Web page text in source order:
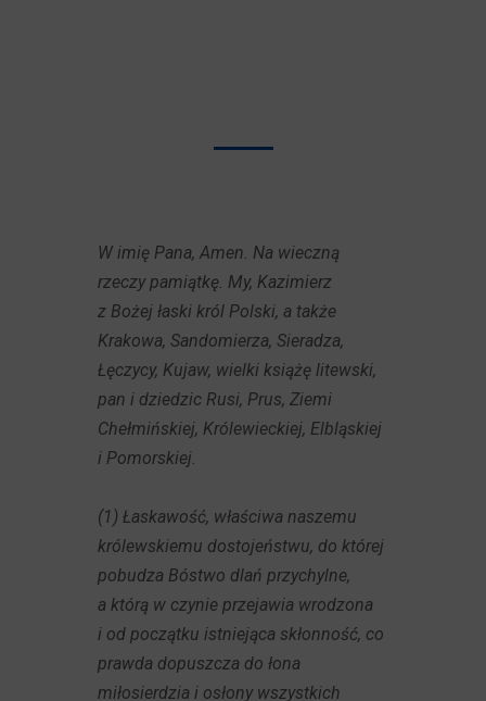
W imię Pana, Amen. Na wieczną
rzeczy pamiątkę. My, Kazimierz
z Bożej łaski król Polski, a także
Krakowa, Sandomierza, Sieradza,
Łęczycy, Kujaw, wielki książę litewski,
pan i dziedzic Rusi, Prus, Ziemi
Chełmińskiej, Królewieckiej, Elbląskiej
i Pomorskiej.
(1) Łaskawość, właściwa naszemu
królewskiemu dostojeństwu, do której
pobudza Bóstwo dlań przychylne,
a którą w czynie przejawia wrodzona
i od początku istniejąca skłonność, co
prawda dopuszcza do łona
miłosierdzia i osłony wszystkich